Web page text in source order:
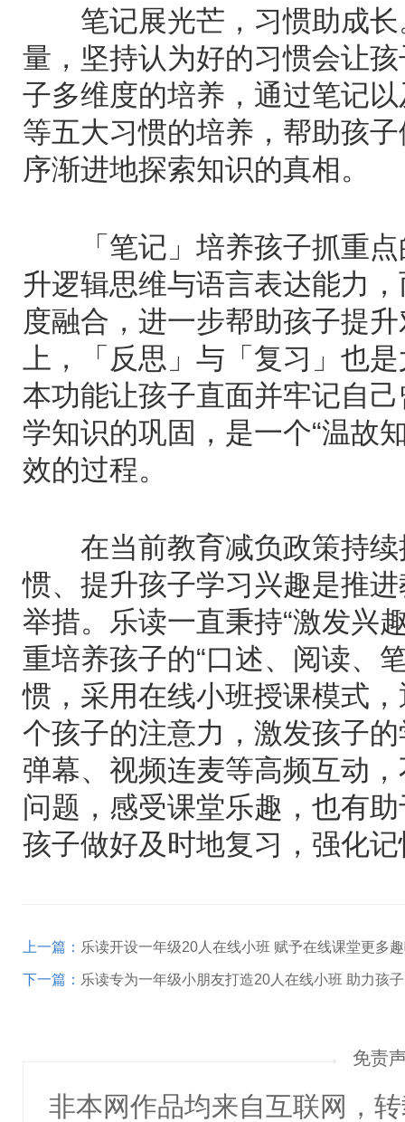
笔记展光芒，习惯助成长
量，坚持认为好的习惯会让
子多维度的培养，通过笔记
等五大习惯的培养，帮助孩
序渐进地探索知识的真相。
「笔记」培养孩子抓重点
升逻辑思维与语言表达能力
度融合，进一步帮助孩子提
上，「反思」与「复习」也
本功能让孩子直面并牢记自
学知识的巩固，是一个“温故
效的过程。
在当前教育减负政策持续
惯、提升孩子学习兴趣是推
举措。乐读一直秉持“激发兴
重培养孩子的“口述、阅读、
惯，采用在线小班授课模式
个孩子的注意力，激发孩子
弹幕、视频连麦等高频互动
问题，感受课堂乐趣，也有
孩子做好及时地复习，强化
上一篇： 乐读开设一年级20人在线小班 赋予在线课堂更多
下一篇： 乐读专为一年级小朋友打造20人在线小班 助力孩
免责
非本网作品均来自互联网，